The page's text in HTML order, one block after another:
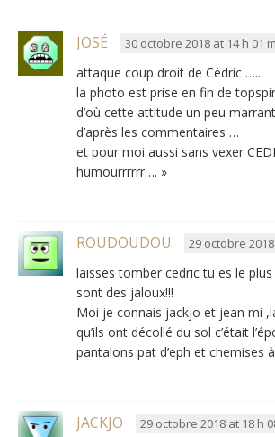
JOSÉ 30 octobre 2018 at 14 h 01
attaque coup droit de Cédric …..
la photo est prise en fin de
d’où cette attitude un peu
d’après les commentaires …
et pour moi aussi sans vexer
humourrrrrr…. »
ROUDOUDOU 29 octobre
laisses tomber cedric tu es le
sont des jaloux!!!
Moi je connais jackjo et jean mi
qu’ils ont décollé du sol c’était
pantalons pat d’eph et chemises
JACKJO 29 octobre 2018 at 18 h